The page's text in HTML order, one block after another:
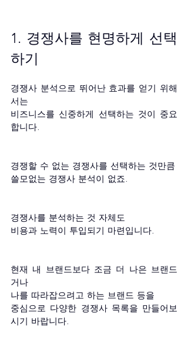
1. 경쟁사를 현명하게 선택
하기
경쟁사 분석으로 뛰어난 효과를 얻기 위해
서는
비즈니스를 신중하게 선택하는 것이 중요
합니다.
경쟁할 수 없는 경쟁사를 선택하는 것만큼
쓸모없는 경쟁사 분석이 없죠.
경쟁사를 분석하는 것 자체도
비용과 노력이 투입되기 마련입니다.
현재 내 브랜드보다 조금 더 나은 브랜드
거나
나를 따라잡으려고 하는 브랜드 등을
중심으로 다양한 경쟁사 목록을 만들어보
시기 바랍니다.